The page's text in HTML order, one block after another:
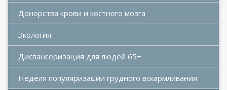
Донорства крови и костного мозга
Экология
Диспансеризация для людей 65+
Неделя популяризации грудного вскармливания